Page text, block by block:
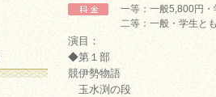
一等：一般5,800円
二等：一般・学生と
演目：
◆第１部
競伊勢物語
玉水渕の段